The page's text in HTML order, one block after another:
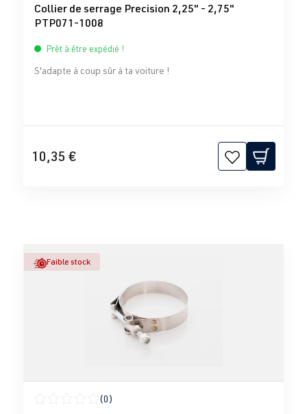
Collier de serrage Precision 2,25" - 2,75"
PTP071-1008
Prêt à être expédié !
S'adapte à coup sûr à ta voiture !
10,35 €
Faible stock
(0)